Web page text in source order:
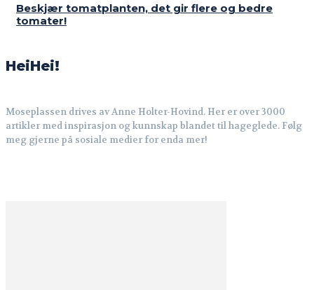
Beskjær tomatplanten, det gir flere og bedre
tomater!
HeiHei!
Moseplassen drives av Anne Holter-Hovind. Her er over 3000
artikler med inspirasjon og kunnskap blandet til hageglede. Følg
meg gjerne på sosiale medier for enda mer!